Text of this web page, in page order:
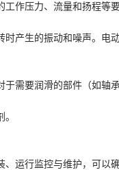
作压力、流量和扬程等
产生的振动和噪声。电
于需要润滑的部件（如轴
、运行监控与维护，可以